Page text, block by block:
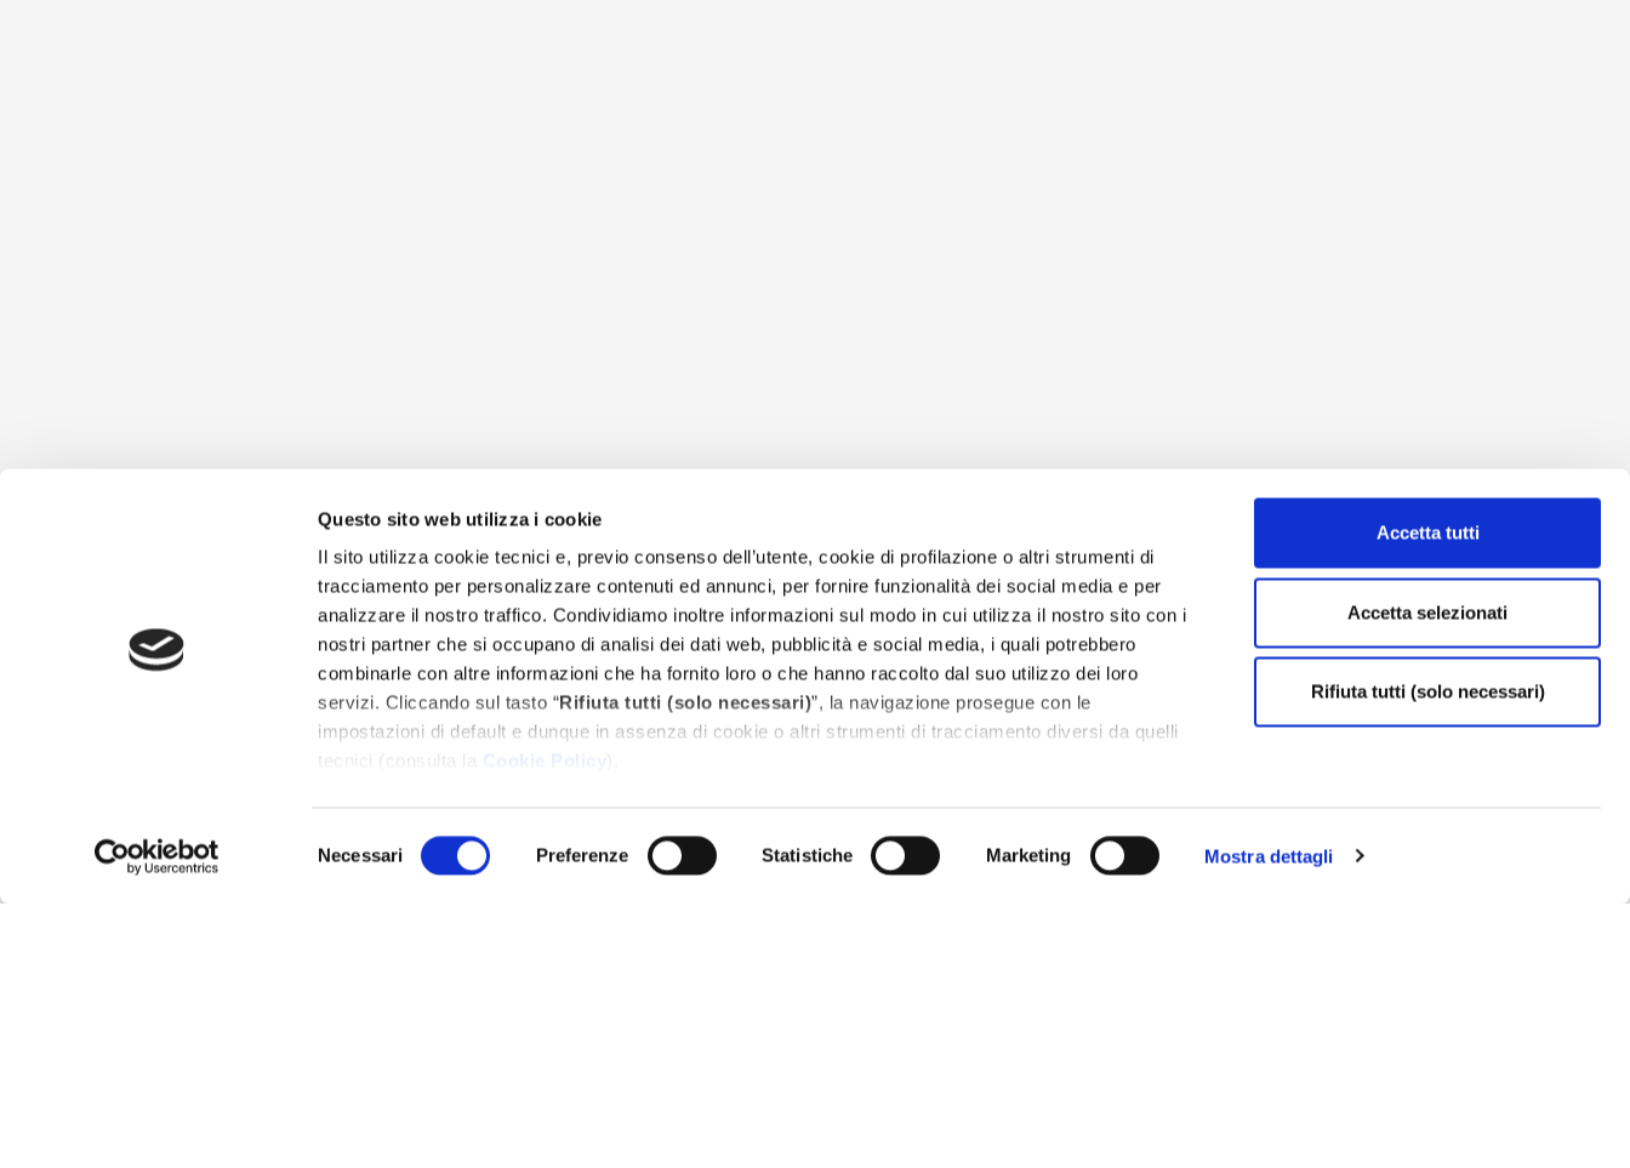
Questo sito web utilizza i cookie
Il sito utilizza cookie tecnici e, previo consenso dell’utente, cookie di profilazione o altri strumenti di
tracciamento per personalizzare contenuti ed annunci, per fornire funzionalità dei social media e per
analizzare il nostro traffico. Condividiamo inoltre informazioni sul modo in cui utilizza il nostro sito con i
nostri partner che si occupano di analisi dei dati web, pubblicità e social media, i quali potrebbero
combinarle con altre informazioni che ha fornito loro o che hanno raccolto dal suo utilizzo dei loro
servizi. Cliccando sul tasto “Rifiuta tutti (solo necessari)”, la navigazione prosegue con le
impostazioni di default e dunque in assenza di cookie o altri strumenti di tracciamento diversi da quelli
tecnici (consulta la
del
Necessari Preferenze Statistiche Marketing Mostra dettagli
Accetta tutti
Accetta selezionati
Rifiuta tutti (solo necessari)